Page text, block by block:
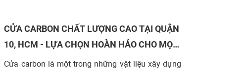
CỬA CARBON CHẤT LƯỢNG CAO TẠI QUẬN
10, HCM - LỰA CHỌN HOÀN HẢO CHO MỌI
NGÔI NHÀ
Cửa carbon là một trong những vật liệu xây dựng